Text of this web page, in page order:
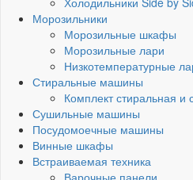
Морозильники
Морозильные шкафы
Морозильные лари
Низкотемпературные
Стиральные машины
Комплект стиральная
Сушильные машины
Посудомоечные машины
Винные шкафы
Встраиваемая техника
Варочные панели